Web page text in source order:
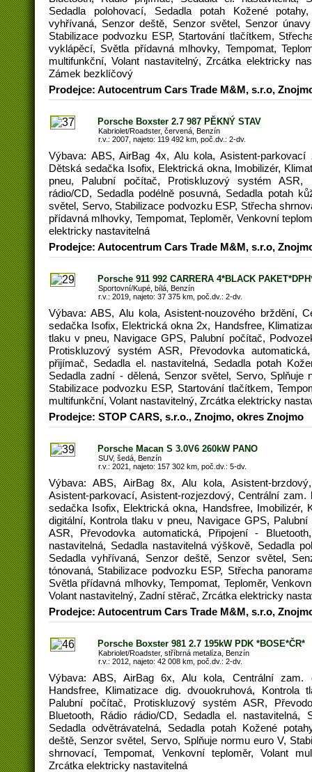
Sedadla polohovací, Sedadla potah Kožené
vyhřívaná, Senzor deště, Senzor světel, Senzor
Stabilizace podvozku ESP, Startování tlačítkem,
vyklápěcí, Světla přídavná mlhovky, Tempomat,
multifunkční, Volant nastavitelný, Zrcátka elektricky
Zámek bezklíčový
Prodejce: Autocentrum Cars Trade M&M, s.r.o,
Porsche Boxster 2.7 987 PĚKNÝ STAV
Kabriolet/Roadster, červená, Benzín
r.v.: 2007, najeto: 119 492 km, poč.dv.: 2-dv.
Výbava: ABS, AirBag 4x, Alu kola, Asistent-
Dětská sedačka Isofix, Elektrická okna, Imobilizér,
pneu, Palubní počítač, Protiskluzový systém ASR,
rádio/CD, Sedadla podélně posuvná, Sedadla potah
světel, Servo, Stabilizace podvozku ESP, Střecha
přídavná mlhovky, Tempomat, Teploměr, Venkovní
elektricky nastavitelná
Prodejce: Autocentrum Cars Trade M&M, s.r.o,
Porsche 911 992 CARRERA 4*BLACK
Sportovní/Kupé, bílá, Benzín
r.v.: 2019, najeto: 37 375 km, poč.dv.: 2-dv.
Výbava: ABS, Alu kola, Asistent-nouzového brždění,
sedačka Isofix, Elektrická okna 2x, Handsfree,
tlaku v pneu, Navigace GPS, Palubní počítač,
Protiskluzový systém ASR, Převodovka
přijímač, Sedadla el. nastavitelná, Sedadla potah
Sedadla zadní - dělená, Senzor světel, Servo, Splňuje
Stabilizace podvozku ESP, Startování tlačítkem,
multifunkční, Volant nastavitelný, Zrcátka elektricky
Prodejce: STOP CARS, s.r.o., Znojmo, okres Znojmo
Porsche Macan S 3.0V6 260kW PANO
SUV, šedá, Benzín
r.v.: 2021, najeto: 157 302 km, poč.dv.: 5-dv.
Výbava: ABS, AirBag 8x, Alu kola, Asistent-
Asistent-parkovací, Asistent-rozjezdový, Centrální
sedačka Isofix, Elektrická okna, Handsfree, Imobilizér,
digitální, Kontrola tlaku v pneu, Navigace GPS,
ASR, Převodovka automatická, Připojení -
nastavitelná, Sedadla nastavitelná výškově, Sedadla
Sedadla vyhřívaná, Senzor deště, Senzor světel,
tónovaná, Stabilizace podvozku ESP, Střecha
Světla přídavná mlhovky, Tempomat, Teploměr,
Volant nastavitelný, Zadní stěrač, Zrcátka elektricky
Prodejce: Autocentrum Cars Trade M&M, s.r.o,
Porsche Boxster 981 2.7 195kW PDK *BOSE*ČR*
Kabriolet/Roadster, stříbrná metalíza, Benzín
r.v.: 2012, najeto: 42 008 km, poč.dv.: 2-dv.
Výbava: ABS, AirBag 6x, Alu kola, Centrální zam.
Handsfree, Klimatizace dig. dvouokruhová, Kontrola
Palubní počítač, Protiskluzový systém ASR,
Bluetooth, Rádio rádio/CD, Sedadla el. nastavitelná,
Sedadla odvětrávatelná, Sedadla potah Kožené
deště, Senzor světel, Servo, Splňuje normu euro V,
shrnovací, Tempomat, Venkovní teploměr, Volant
Zrcátka elektricky nastavitelná